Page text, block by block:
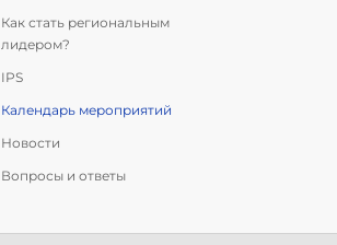
Как стать региональным
лидером?
IPS
Календарь мероприятий
Новости
Вопросы и ответы